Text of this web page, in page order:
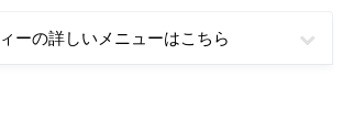
ーの詳しいメニューはこちら